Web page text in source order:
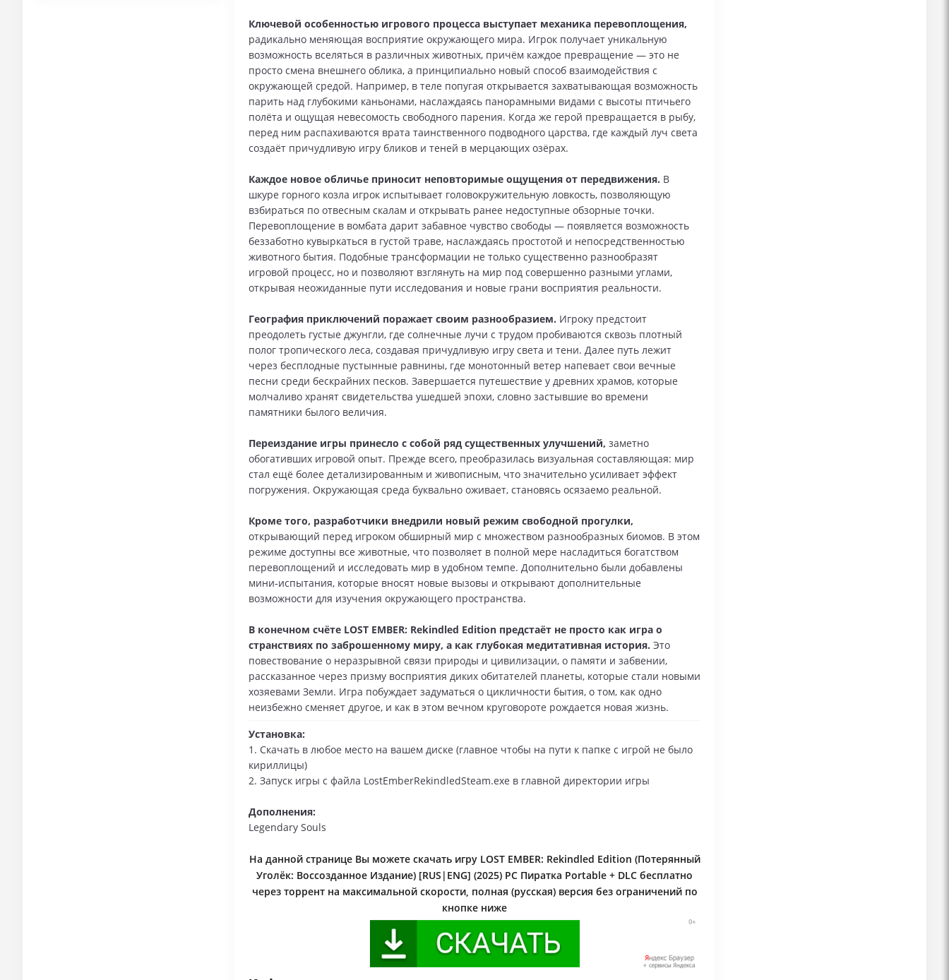
Ключевой особенностью игрового процесса выступает механика перевоплощения,
радикально меняющая восприятие окружающего мира. Игрок получает уникальную
возможность вселяться в различных животных, причём каждое превращение — это не
просто смена внешнего облика, а принципиально новый способ взаимодействия с
окружающей средой. Например, в теле попугая открывается захватывающая возможность
парить над глубокими каньонами, наслаждаясь панорамными видами с высоты птичьего
полёта и ощущая невесомость свободного парения. Когда же герой превращается в рыбу,
перед ним распахиваются врата таинственного подводного царства, где каждый луч света
создаёт причудливую игру бликов и теней в мерцающих озёрах.
Каждое новое обличье приносит неповторимые ощущения от передвижения. В
шкуре горного козла игрок испытывает головокружительную ловкость, позволяющую
взбираться по отвесным скалам и открывать ранее недоступные обзорные точки.
Перевоплощение в вомбата дарит забавное чувство свободы — появляется возможность
беззаботно кувыркаться в густой траве, наслаждаясь простотой и непосредственностью
животного бытия. Подобные трансформации не только существенно разнообразят
игровой процесс, но и позволяют взглянуть на мир под совершенно разными углами,
открывая неожиданные пути исследования и новые грани восприятия реальности.
География приключений поражает своим разнообразием. Игроку предстоит
преодолеть густые джунгли, где солнечные лучи с трудом пробиваются сквозь плотный
полог тропического леса, создавая причудливую игру света и тени. Далее путь лежит
через бесплодные пустынные равнины, где монотонный ветер напевает свои вечные
песни среди бескрайних песков. Завершается путешествие у древних храмов, которые
молчаливо хранят свидетельства ушедшей эпохи, словно застывшие во времени
памятники былого величия.
Переиздание игры принесло с собой ряд существенных улучшений, заметно
обогативших игровой опыт. Прежде всего, преобразилась визуальная составляющая: мир
стал ещё более детализированным и живописным, что значительно усиливает эффект
погружения. Окружающая среда буквально оживает, становясь осязаемо реальной.
Кроме того, разработчики внедрили новый режим свободной прогулки,
открывающий перед игроком обширный мир с множеством разнообразных биомов. В этом
режиме доступны все животные, что позволяет в полной мере насладиться богатством
перевоплощений и исследовать мир в удобном темпе. Дополнительно были добавлены
мини‑испытания, которые вносят новые вызовы и открывают дополнительные
возможности для изучения окружающего пространства.
В конечном счёте LOST EMBER: Rekindled Edition предстаёт не просто как игра о
странствиях по заброшенному миру, а как глубокая медитативная история. Это
повествование о неразрывной связи природы и цивилизации, о памяти и забвении,
рассказанное через призму восприятия диких обитателей планеты, которые стали новыми
хозяевами Земли. Игра побуждает задуматься о цикличности бытия, о том, как одно
неизбежно сменяет другое, и как в этом вечном круговороте рождается новая жизнь.
Установка:
1. Скачать в любое место на вашем диске (главное чтобы на пути к папке с игрой не было
кириллицы)
2. Запуск игры с файла LostEmberRekindledSteam.exe в главной директории игры
Дополнения:
Legendary Souls
На данной странице Вы можете скачать игру LOST EMBER: Rekindled Edition (Потерянный
Уголёк: Воссозданное Издание) [RUS|ENG] (2025) PC Пиратка Portable + DLC бесплатно
через торрент на максимальной скорости, полная (русская) версия без ограничений по
кнопке ниже